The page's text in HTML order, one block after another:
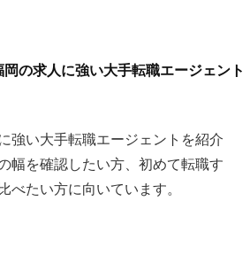
岡の求人に強い大手転職エージェント
強い大手転職エージェントを紹介
幅を確認したい方、初めて転職す
べたい方に向いています。